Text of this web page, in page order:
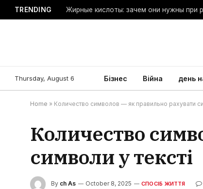
TRENDING Жирные кислоты: зачем они нужны при
Thursday, August 6 Бізнес Війна день
Home » Количество символов — як правильно рахувати
Количество
символи у тексті
By ch As October 8, 2025 СПОСІБ ЖИТТЯ